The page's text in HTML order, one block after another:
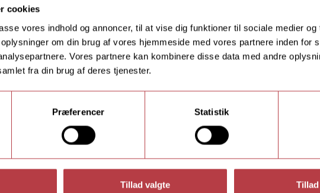
cookies
vores indhold og annoncer, til at vise dig funktioner til sociale medier og
om din brug af vores hjemmeside med vores partnere inden for
Vores partnere kan kombinere disse data med andre
fra din brug af deres tjenester.
Præferencer Statistik
Tillad valgte
naturlove, der styrer vores omverden. Det sker gennem en
og teori, hvor du arbejder med måleapparater til at opsamle data og
og viden fra matematikken til behandle disse data.